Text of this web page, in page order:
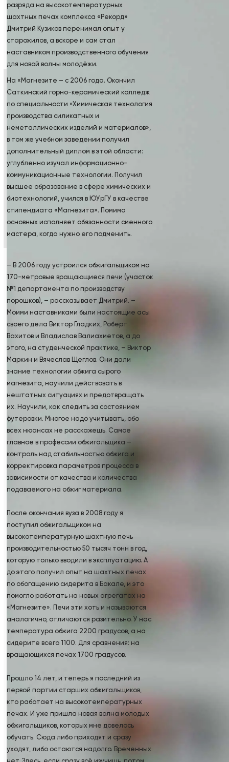
разряда на высокотемпературных
шахтных печах комплекса «Рекорд»
Дмитрий Кузиков перенимал опыт у
старожилов, а вскоре и сам стал
наставником производственного обучения
для новой волны молодёжи.
На «Магнезите – с 2006 года. Окончил
Саткинский горно-керамический колледж
по специальности «Химическая технология
производства силикатных и
неметаллических изделий и материалов»,
в том же учебном заведении получил
дополнительный диплом в этой области:
углубленно изучал информационно-
коммуникационные технологии. Получил
высшее образование в сфере химических и
биотехнологий, учился в ЮУрГУ в качестве
стипендиата «Магнезита». Помимо
основных исполняет обязанности сменного
мастера, когда нужно его подменить.
– В 2006 году устроился обжигальщиком на
170-метровые вращающиеся печи (участок
№1 департамента по производству
порошков), – рассказывает Дмитрий. –
Моими наставниками были настоящие асы
своего дела Виктор Гладких, Роберт
Вахитов и Владислав Валиахметов, а до
этого, на студенческой практике, – Виктор
Маркин и Вячеслав Щеглов. Они дали
знание технологии обжига сырого
магнезита, научили действовать в
нештатных ситуациях и предотвращать
их. Научили, как следить за состоянием
футеровки. Многое надо учитывать, обо
всех нюансах не расскажешь. Самое
главное в профессии обжигальщика –
контроль над стабильностью обжига и
корректировка параметров процесса в
зависимости от качества и количества
подаваемого на обжиг материала.
После окончания вуза в 2008 году я
поступил обжигальщиком на
высокотемпературную шахтную печь
производительностью 50 тысяч тонн в год,
которую только вводили в эксплуатацию. А
до этого получил опыт на шахтных печах
по обогащению сидерита в Бакале, и это
помогло работать на новых агрегатах на
«Магнезите». Печи эти хоть и называются
аналогично, отличаются разительно. У нас
температура обжига 2200 градусов, а на
сидерите всего 1100. Для сравнения: на
вращающихся печах 1700 градусов.
Прошло 14 лет, и теперь я последний из
первой партии старших обжигальщиков,
кто работает на высокотемпературных
печах. И уже пришла новая волна молодых
обжигальщиков, которых мне довелось
обучать. Сюда либо приходят и сразу
уходят, либо остаются надолго. Временных